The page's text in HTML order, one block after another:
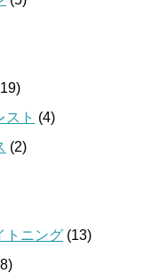
スト (4)
(2)
トニング (13)